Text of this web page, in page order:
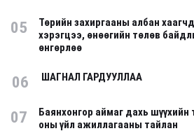
05
Төрийн захиргааны албан
хэрэгцээ, өнөөгийн төлөв
өнгөрлөө
06 ШАГНАЛ ГАРДУУЛЛАА
07
Баянхонгор аймаг дахь
оны үйл ажиллагааны тайлан